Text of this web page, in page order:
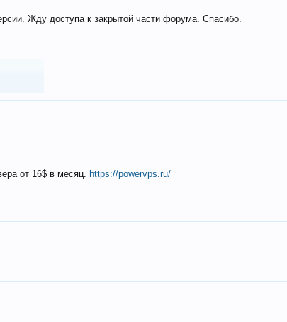
Жду доступа к закрытой части форума. Спасибо.
от 16$ в месяц. https://powervps.ru/